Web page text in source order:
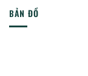
BẢN ĐỒ